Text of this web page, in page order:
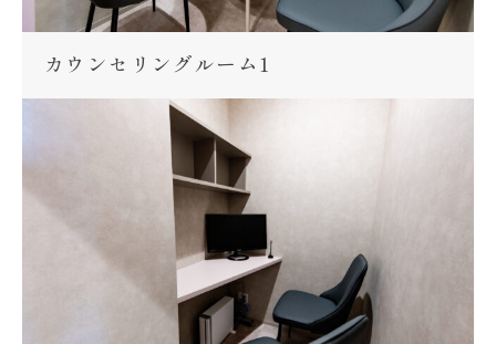
カウンセリングルーム1